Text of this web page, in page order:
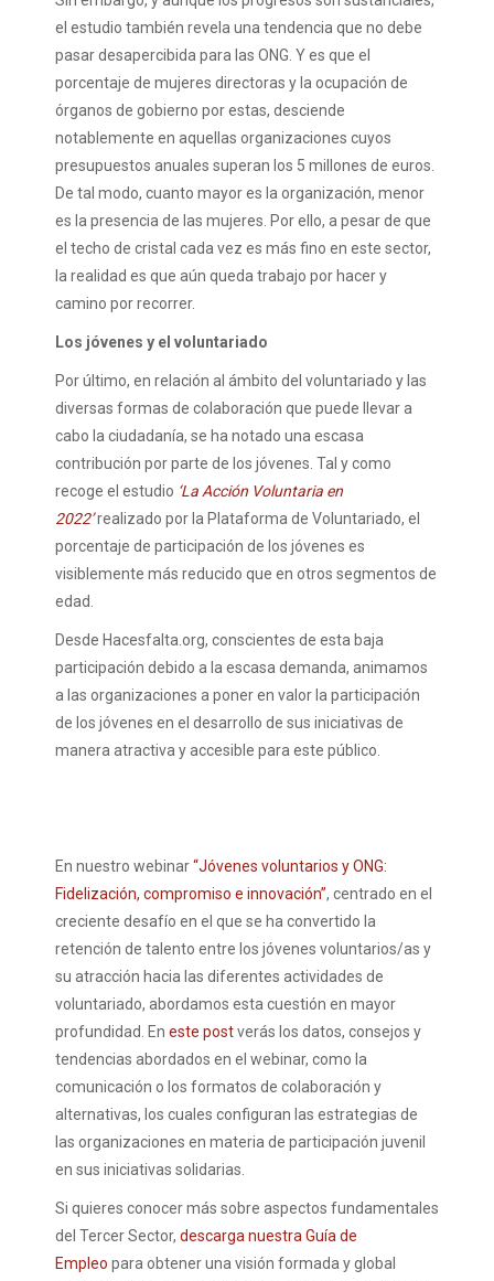
el estudio también revela una tendencia que no debe
pasar desapercibida para las ONG. Y es que el
porcentaje de mujeres directoras y la ocupación de
órganos de gobierno por estas, desciende
notablemente en aquellas organizaciones cuyos
presupuestos anuales superan los 5 millones de euros.
De tal modo, cuanto mayor es la organización, menor
es la presencia de las mujeres. Por ello, a pesar de que
el techo de cristal cada vez es más fino en este sector,
la realidad es que aún queda trabajo por hacer y
camino por recorrer.
Los jóvenes y el voluntariado
Por último, en relación al ámbito del voluntariado y las
diversas formas de colaboración que puede llevar a
cabo la ciudadanía, se ha notado una escasa
contribución por parte de los jóvenes. Tal y como
recoge el estudio ‘La Acción Voluntaria en
2022’realizado por la Plataforma de Voluntariado, el
porcentaje de participación de los jóvenes es
visiblemente más reducido que en otros segmentos de
edad.
Desde Hacesfalta.org, conscientes de esta baja
participación debido a la escasa demanda, animamos
a las organizaciones a poner en valor la participación
de los jóvenes en el desarrollo de sus iniciativas de
manera atractiva y accesible para este público.
En nuestro webinar“Jóvenes voluntarios y ONG:
Fidelización, compromiso e innovación”, centrado en el
creciente desafío en el que se ha convertido la
retención de talento entre los jóvenes voluntarios/as y
su atracción hacia las diferentes actividades de
voluntariado, abordamos esta cuestión en mayor
profundidad. En este postverás los datos, consejos y
tendencias abordados en el webinar, como la
comunicación o los formatos de colaboración y
alternativas, los cuales configuran las estrategias de
las organizaciones en materia de participación juvenil
en sus iniciativas solidarias.
Si quieres conocer más sobre aspectos fundamentales
del Tercer Sector, descarga nuestra Guía de
Empleo para obtener una visión formada y global